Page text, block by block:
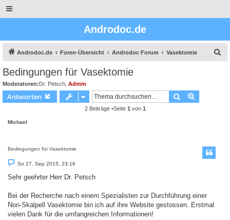
Androdoc.de
Androdoc.de Foren-Übersicht Androdoc Forum Vasektomie
Bedingungen für Vasektomie
Moderatoren:Dr. Petsch Admin
Antworten Suche
2 Beiträge •Seite 1 von 1
Michael
Bedingungen für Vasektomie
B
e
t
a
g
So 27. Sep 2015, 23:16
Sehr geehrter Herr Dr. Petsch
Bei der Recherche nach einem Spezialisten zur Durchführung einer
Non-Skalpell Vasektomie bin ich auf ihre Website gestossen. Erstmal
vielen Dank für die umfangreichen Informationen!